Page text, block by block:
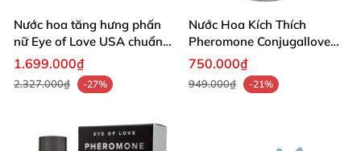
Nước hoa tăng hưng phấn
nữ Eye of Love USA chuẩn
Mỹ
1.699.000₫
2.327.000₫ -27%
Nước Hoa Kích Thích
Pheromone Conjugallove
Tăng Ham Muốn
750.000₫
949.000₫ -21%